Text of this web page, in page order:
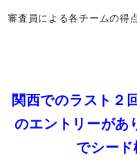
審査員による各チームの得
関西でのラスト２
のエントリーがあ
でシード